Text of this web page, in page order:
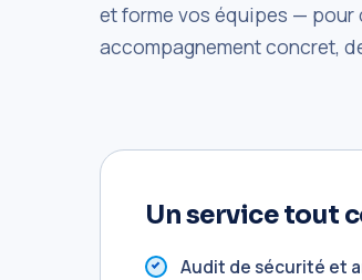
et forme vos équipes —
accompagnement concret,
Un service tout
Audit de sécurité et